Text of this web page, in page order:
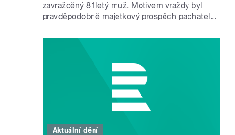
zavražděný 81letý muž. Motivem vraždy byl
pravděpodobně majetkový prospěch pachatel...
Aktuální dění